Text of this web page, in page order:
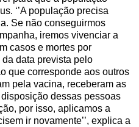
‘’A população precisa
Se não conseguirmos
iremos vivenciar a
casos e mortes por
da data prevista pelo
que corresponde aos outros
pela vacina, receberam as
disposição dessas pessoas
por isso, aplicamos a
ir novamente’’, explica a